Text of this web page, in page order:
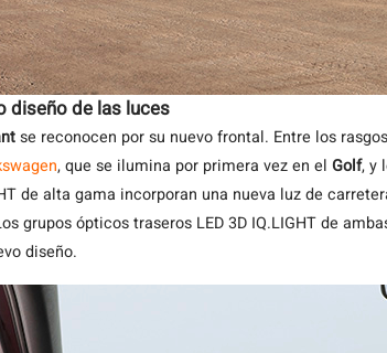
diseño de las luces
se reconocen por su nuevo frontal. Entre los
, que se ilumina por primera vez en el Golf, y
de alta gama incorporan una nueva luz de
grupos ópticos traseros LED 3D IQ.LIGHT de
diseño.